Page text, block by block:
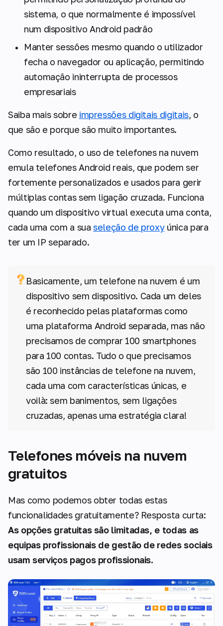
sistema, o que normalmente é impossível
num dispositivo Android padrão
Manter sessões mesmo quando o utilizador
fecha o navegador ou aplicação, permitindo
automação ininterrupta de processos
empresariais
Saiba mais sobre impressões digitais digitais, o
que são e porque são muito importantes.
Como resultado, o uso de telefones na nuvem
emula telefones Android reais, que podem ser
fortemente personalizados e usados para gerir
múltiplas contas sem ligação cruzada. Funciona
quando um dispositivo virtual executa uma conta,
cada uma com a suaseleção de proxyúnica para
ter um IP separado.
Basicamente, um telefone na nuvem é um
dispositivo sem dispositivo. Cada um deles
é reconhecido pelas plataformas como
uma plataforma Android separada, mas não
precisamos de comprar 100 smartphones
para 100 contas. Tudo o que precisamos
são 100 instâncias de telefone na nuvem,
cada uma com características únicas, e
voilà: sem banimentos, sem ligações
cruzadas, apenas uma estratégia clara!
Telefones móveis na nuvem
gratuitos
Mas como podemos obter todas estas
funcionalidades gratuitamente? Resposta curta:
As opções gratuitas são limitadas, e todas as
equipas profissionais de gestão de redes sociais
usam serviços pagos profissionais.